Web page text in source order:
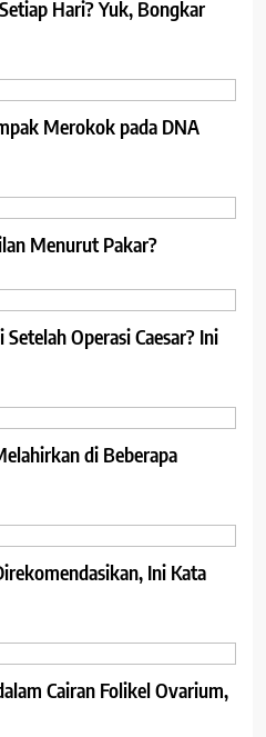
Hari? Yuk, Bongkar
Merokok pada DNA
Menurut Pakar?
Operasi Caesar? Ini
di Beberapa
Ini Kata
Cairan Folikel Ovarium,